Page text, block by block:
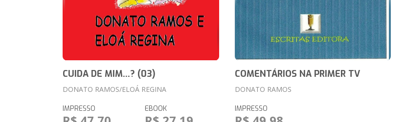
CUIDA DE MIM...? (03)
DONATO RAMOS/ELOÁ REGINA
IMPRESSO EBOOK
COMENTÁRIOS NA PRIMER TV
DONATO RAMOS
IMPRESSO